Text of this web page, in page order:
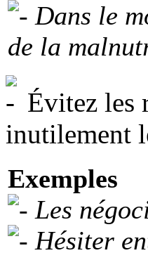
Dans le
de la
Évitez les
inutilement
Exemples
Les
Hésiter